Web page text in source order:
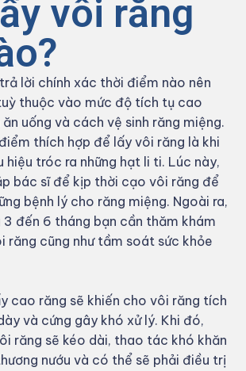
vôi răng
lời chính xác thời điểm nào nên
thuộc vào mức độ tích tụ cao
uống và cách vệ sinh răng miệng.
thích hợp để lấy vôi răng là khi
hiệu tróc ra những hạt li ti. Lúc này,
bác sĩ để kịp thời cạo vôi răng để
bệnh lý cho răng miệng. Ngoài ra,
3 đến 6 tháng bạn cần thăm khám
răng cũng như tầm soát sức khỏe
cao răng sẽ khiến cho vôi răng tích
và cứng gây khó xử lý. Khi đó,
răng sẽ kéo dài, thao tác khó khăn
nướu và có thể sẽ phải điều trị